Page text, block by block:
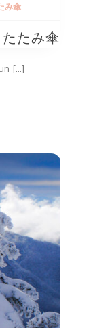
み傘
たみ傘
[…]